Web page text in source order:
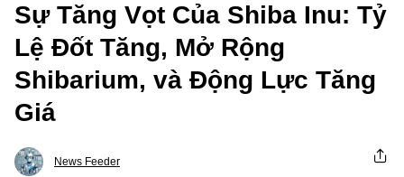
Sự Tăng Vọt Của Shiba Inu: Tỷ
Lệ Đốt Tăng, Mở Rộng
Shibarium, và Động Lực Tăng
Giá
News Feeder